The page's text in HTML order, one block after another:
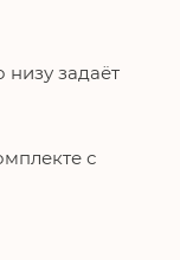
задаёт
с